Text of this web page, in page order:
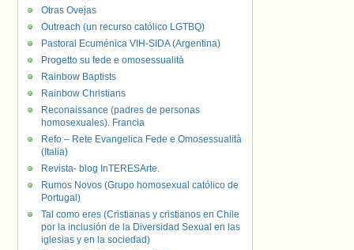
Otras Ovejas
Outreach (un recurso católico LGTBQ)
Pastoral Ecuménica VIH-SIDA (Argentina)
Progetto su fede e omosessualità
Rainbow Baptists
Rainbow Christians
Reconaissance (padres de personas
homosexuales). Francia
Refo – Rete Evangelica Fede e Omosessualità
(Italia)
Revista- blog InTERESArte.
Rumos Novos (Grupo homosexual católico de
Portugal)
Tal como eres (Cristianas y cristianos en Chile
por la inclusión de la Diversidad Sexual en las
iglesias y en la sociedad)